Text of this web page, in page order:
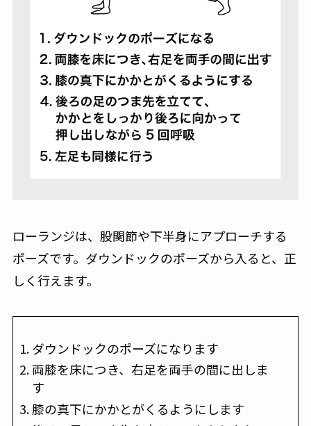
ローランジは、股関節や下半身にアプローチする
ポーズです。ダウンドックのポーズから入ると、正
しく行えます。
ダウンドックのポーズになります
両膝を床につき、右足を両手の間に出しま
す
膝の真下にかかとがくるようにします